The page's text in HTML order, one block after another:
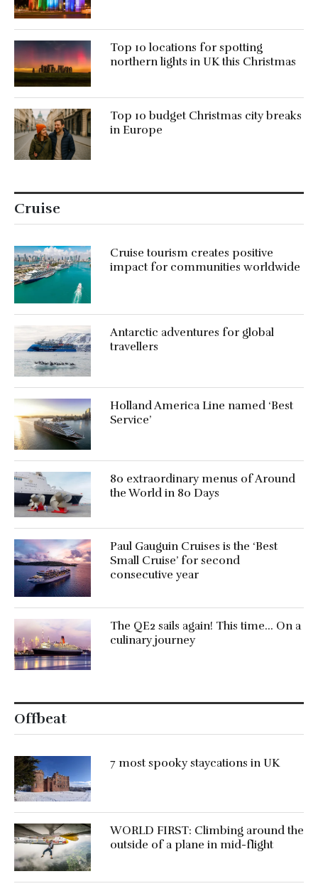
Top 10 locations for spotting
northern lights in UK this Christmas
Top 10 budget Christmas city breaks
in Europe
Cruise
Cruise tourism creates positive
impact for communities worldwide
Antarctic adventures for global
travellers
Holland America Line named ‘Best
Service’
80 extraordinary menus of Around
the World in 80 Days
Paul Gauguin Cruises is the ‘Best
Small Cruise’ for second
consecutive year
The QE2 sails again! This time… On a
culinary journey
Offbeat
7 most spooky staycations in UK
WORLD FIRST: Climbing around the
outside of a plane in mid-flight